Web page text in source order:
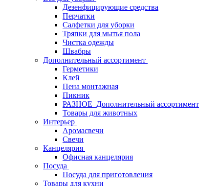
Дезенфицирующие средства
Перчатки
Салфетки для уборки
Тряпки для мытья пола
Чистка одежды
Швабры
Дополнительный ассортимент
Герметики
Клей
Пена монтажная
Пикник
РАЗНОЕ_Дополнительный ассортимент
Товары для животных
Интерьер
Аромасвечи
Свечи
Канцелярия
Офисная канцелярия
Посуда
Посуда для приготовления
Товары для кухни